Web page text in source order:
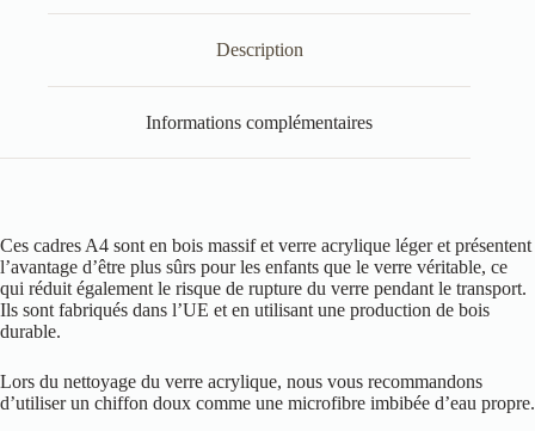
Description
Informations complémentaires
Ces cadres A4 sont en bois massif et verre acrylique léger et présentent
l’avantage d’être plus sûrs pour les enfants que le verre véritable, ce
qui réduit également le risque de rupture du verre pendant le transport.
Ils sont fabriqués dans l’UE et en utilisant une production de bois
durable.
Lors du nettoyage du verre acrylique, nous vous recommandons
d’utiliser un chiffon doux comme une microfibre imbibée d’eau propre.